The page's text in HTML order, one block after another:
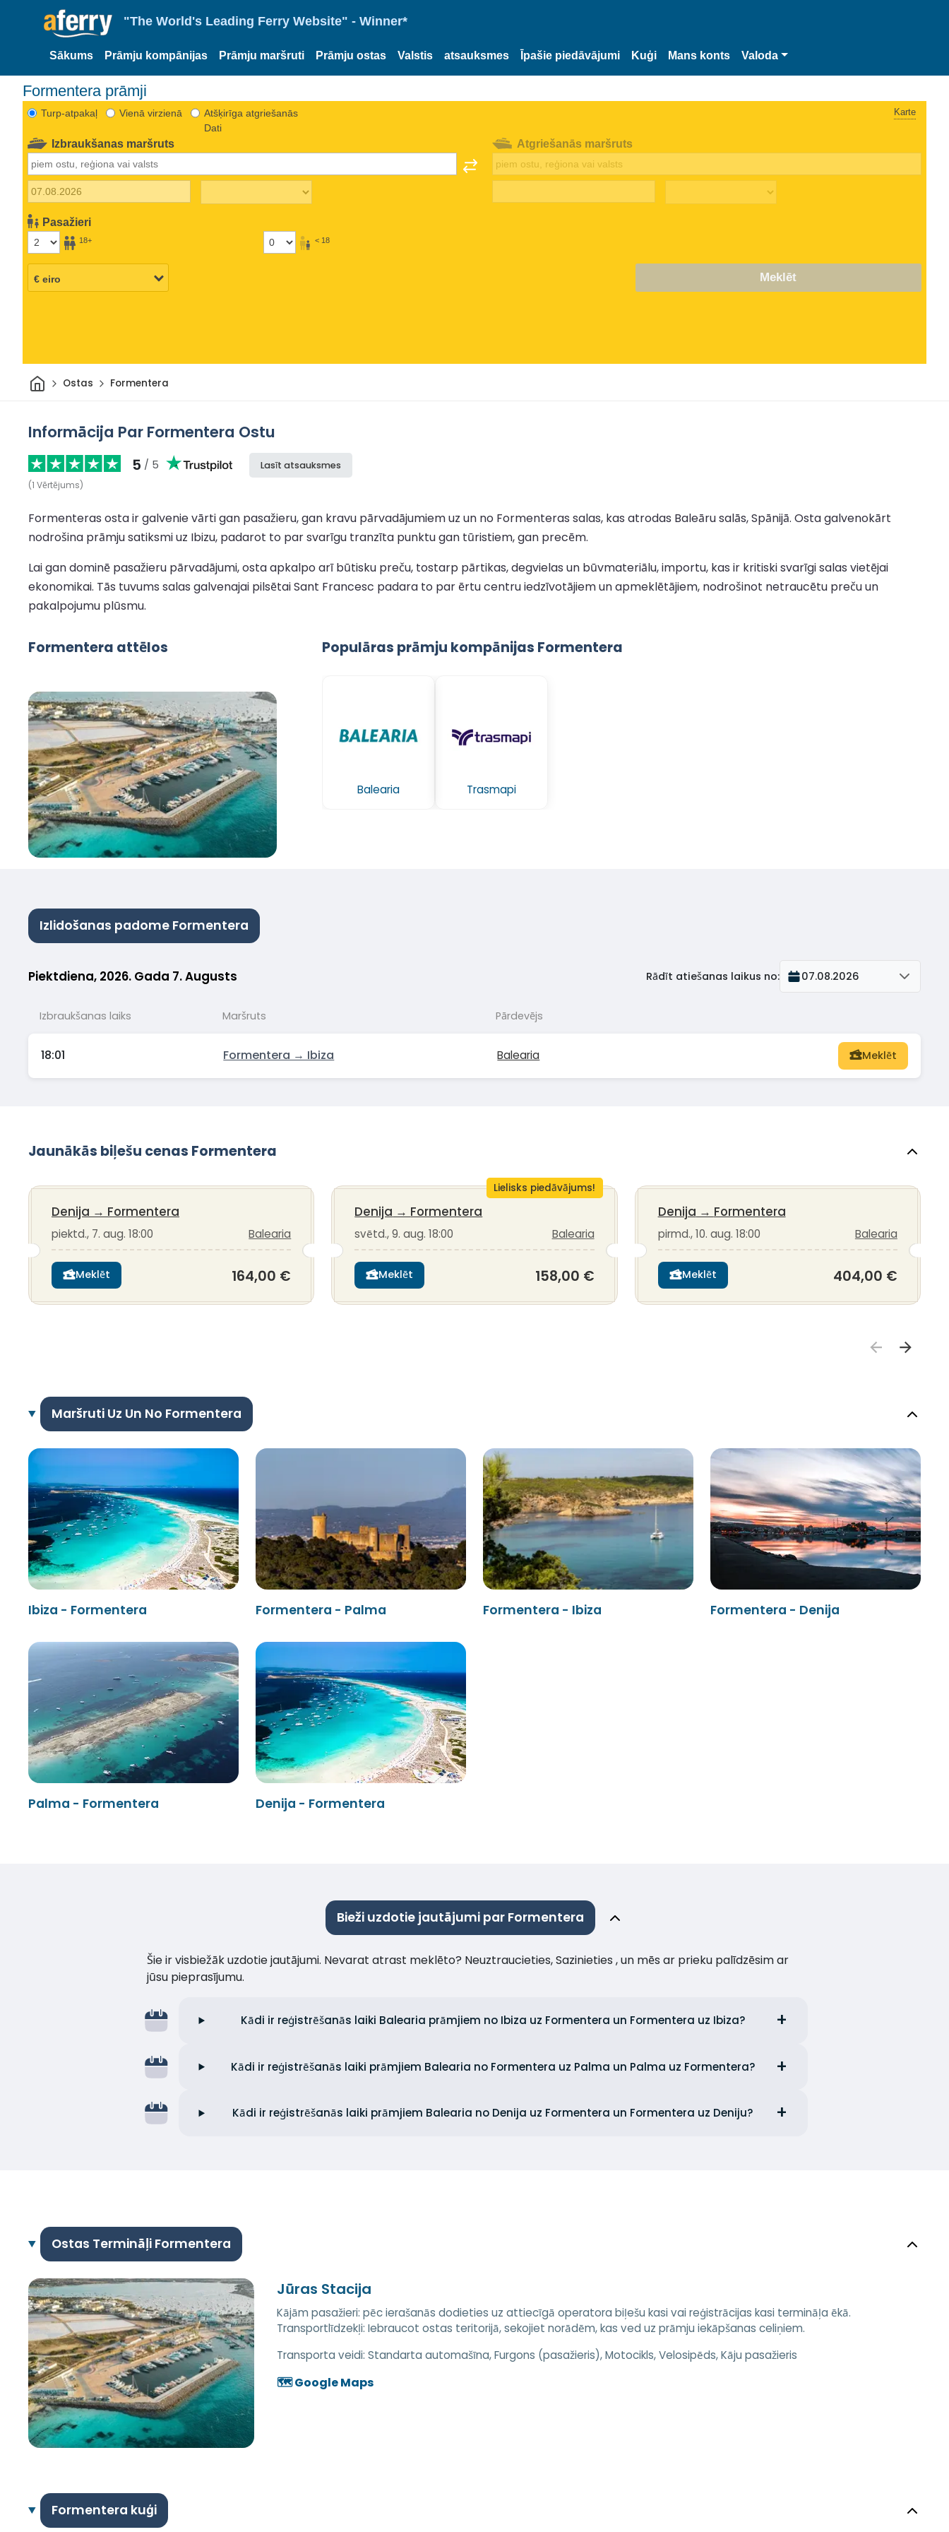
"The World's Leading Ferry Website" - Winner*
Sākums Prāmju kompānijas Prāmju maršruti Prāmju ostas Valstis atsauksmes Īpašie piedāvājumi Kuģi Mans konts Valoda
Formentera prāmji
Turp-atpakaļ Vienā virzienā
Atšķirīga atgriešanās
Dati
Karte
Izbraukšanas maršruts
Pasažieri
18+ < 18
Atgriešanās maršruts
Meklēt
Sākums
Ostas Formentera
Informācija Par Formentera Ostu
5 / 5
(1 Vērtējums)
Lasīt atsauksmes
Formenteras osta ir galvenie vārti gan pasažieru, gan kravu pārvadājumiem uz un no Formenteras salas, kas atrodas Baleāru salās, Spānijā. Osta galvenokārt
nodrošina prāmju satiksmi uz Ibizu, padarot to par svarīgu tranzīta punktu gan tūristiem, gan precēm.
Lai gan dominē pasažieru pārvadājumi, osta apkalpo arī būtisku preču, tostarp pārtikas, degvielas un būvmateriālu, importu, kas ir kritiski svarīgi salas vietējai
ekonomikai. Tās tuvums salas galvenajai pilsētai Sant Francesc padara to par ērtu centru iedzīvotājiem un apmeklētājiem, nodrošinot netraucētu preču un
pakalpojumu plūsmu.
Formentera attēlos Populāras prāmju kompānijas Formentera
Balearia Trasmapi
Izlidošanas padome Formentera
Piektdiena, 2026. Gada 7. Augusts Rādīt atiešanas laikus no: 07.08.2026
Izbraukšanas laiks Maršruts Pārdevējs
18:01 Formentera → Ibiza Balearia Meklēt
Jaunākās biļešu cenas Formentera
Denija → Formentera
piektd., 7. aug. 18:00 Balearia
Meklēt 164,00 €
Lielisks piedāvājums!
Denija → Formentera
svētd., 9. aug. 18:00 Balearia
Meklēt 158,00 €
Denija → Formentera
pirmd., 10. aug. 18:00 Balearia
Meklēt 404,00 €
Maršruti Uz Un No Formentera
Ibiza - Formentera Formentera - Palma Formentera - Ibiza Formentera - Denija
Palma - Formentera Denija - Formentera
Bieži uzdotie jautājumi par Formentera
Šie ir visbiežāk uzdotie jautājumi. Nevarat atrast meklēto? Neuztraucieties, Sazinieties , un mēs ar prieku palīdzēsim ar
jūsu pieprasījumu.
Kādi ir reģistrēšanās laiki Balearia prāmjiem no Ibiza uz Formentera un Formentera uz Ibiza?
Kādi ir reģistrēšanās laiki prāmjiem Balearia no Formentera uz Palma un Palma uz Formentera?
Kādi ir reģistrēšanās laiki prāmjiem Balearia no Denija uz Formentera un Formentera uz Deniju?
Ostas Termināļi Formentera
Jūras Stacija
Kājām pasažieri: pēc ierašanās dodieties uz attiecīgā operatora biļešu kasi vai reģistrācijas kasi termināļa ēkā.
Transportlīdzekļi: Iebraucot ostas teritorijā, sekojiet norādēm, kas ved uz prāmju iekāpšanas celiņiem.
Transporta veidi: Standarta automašīna, Furgons (pasažieris), Motocikls, Velosipēds, Kāju pasažieris
🗺️ Google Maps
Formentera kuģi